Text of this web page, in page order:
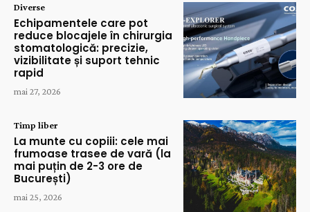
Diverse
Echipamentele care pot
reduce blocajele în chirurgia
stomatologică: precizie,
vizibilitate și suport tehnic
rapid
mai 27, 2026
Timp liber
La munte cu copiii: cele mai
frumoase trasee de vară (la
mai puțin de 2-3 ore de
București)
mai 25, 2026